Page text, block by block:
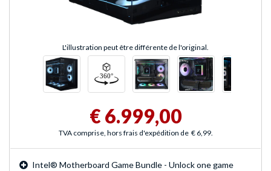
L'illustration peut être différente de l'original.
€ 6.999,00
TVA comprise, hors frais d'expédition de € 6,99.
Intel® Motherboard Game Bundle - Unlock one game